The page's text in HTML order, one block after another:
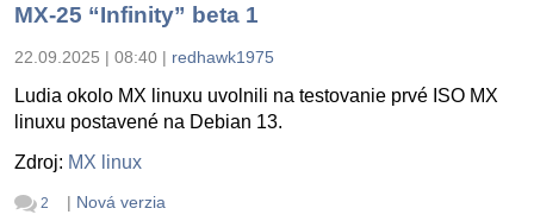
MX-25 “Infinity” beta 1
22.09.2025 | 08:40 | redhawk1975
Ludia okolo MX linuxu uvolnili na testovanie prvé ISO MX
linuxu postavené na Debian 13.
Zdroj: MX linux
2 | Nová verzia